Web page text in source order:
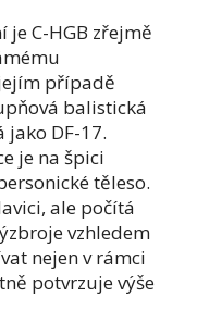
je C-HGB zřejmě
případě
balistická
jako DF-17.
je na špici
těleso.
ale počítá
vzhledem
nejen v rámci
potvrzuje výše